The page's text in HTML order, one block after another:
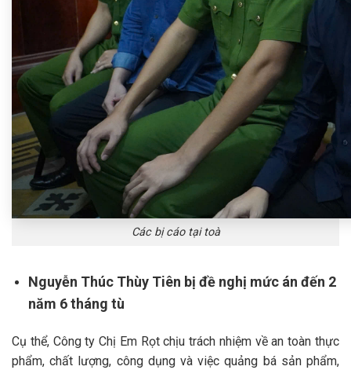
Các bị cáo tại toà
Nguyễn Thúc Thùy Tiên bị đề nghị mức án đến 2
năm 6 tháng tù
Cụ thể, Công ty Chị Em Rọt chịu trách nhiệm về an toàn thực
phẩm, chất lượng, công dụng và việc quảng bá sản phẩm,